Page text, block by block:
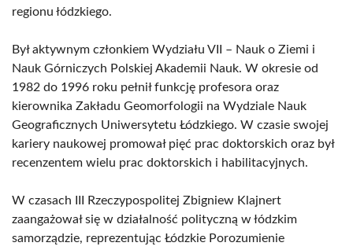
regionu łódzkiego.
Był aktywnym członkiem Wydziału VII – Nauk o Ziemi i
Nauk Górniczych Polskiej Akademii Nauk. W okresie od
1982 do 1996 roku pełnił funkcję profesora oraz
kierownika Zakładu Geomorfologii na Wydziale Nauk
Geograficznych Uniwersytetu Łódzkiego. W czasie swojej
kariery naukowej promował pięć prac doktorskich oraz był
recenzentem wielu prac doktorskich i habilitacyjnych.
W czasach III Rzeczypospolitej Zbigniew Klajnert
zaangażował się w działalność polityczną w łódzkim
samorządzie, reprezentując Łódzkie Porozumienie